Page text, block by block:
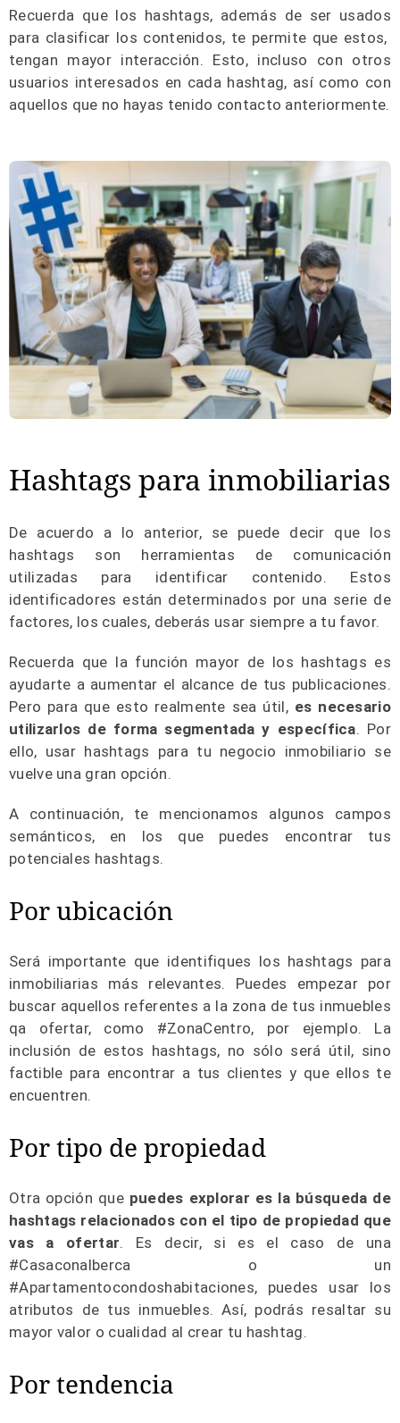
Recuerda que los hashtags, además de ser usados
para clasificar los contenidos, te permite que estos,
tengan mayor interacción. Esto, incluso con otros
usuarios interesados en cada hashtag, así como con
aquellos que no hayas tenido contacto anteriormente.
Hashtags para inmobiliarias
De acuerdo a lo anterior, se puede decir que los
hashtags son herramientas de comunicación
utilizadas para identificar contenido. Estos
identificadores están determinados por una serie de
factores, los cuales, deberás usar siempre a tu favor.
Recuerda que la función mayor de los hashtags es
ayudarte a aumentar el alcance de tus publicaciones.
Pero para que esto realmente sea útil,es necesario
utilizarlos de forma segmentada y específica. Por
ello, usar hashtags para tu negocio inmobiliario se
vuelve una gran opción.
A continuación, te mencionamos algunos campos
semánticos, en los que puedes encontrar tus
potenciales hashtags.
Por ubicación
Será importante que identifiques los hashtags para
inmobiliarias más relevantes. Puedes empezar por
buscar aquellos referentes a la zona de tus inmuebles
qa ofertar, como #ZonaCentro, por ejemplo. La
inclusión de estos hashtags, no sólo será útil, sino
factible para encontrar a tus clientes y que ellos te
encuentren.
Por tipo de propiedad
Otra opción que puedes explorar es la búsqueda de
hashtags relacionados con el tipo de propiedad que
vas a ofertar. Es decir, si es el caso de una
#Casaconalberca o un
#Apartamentocondoshabitaciones, puedes usar los
atributos de tus inmuebles. Así, podrás resaltar su
mayor valor o cualidad al crear tu hashtag.
Por tendencia